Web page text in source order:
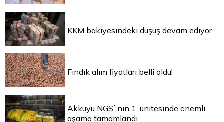
KKM bakiyesindeki düşüş devam ediyor
Fındık alım fiyatları belli oldu!
Akkuyu NGS`nin 1. ünitesinde önemli
aşama tamamlandı